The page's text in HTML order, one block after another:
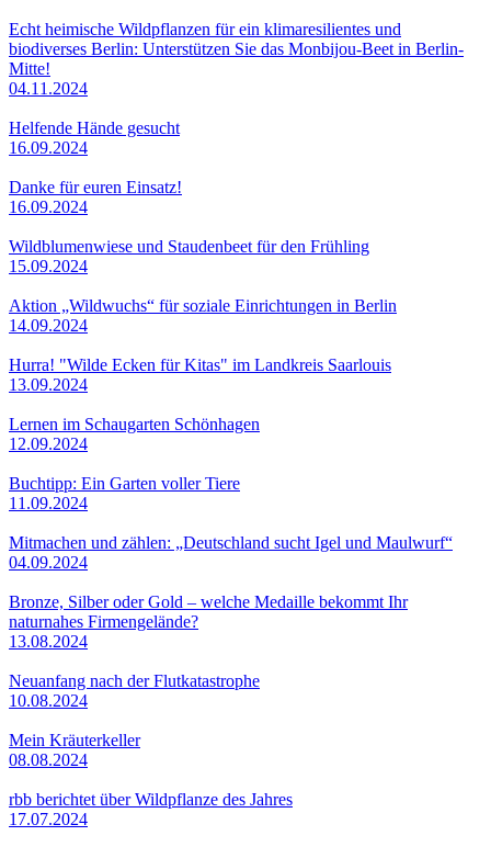
Echt heimische Wildpflanzen für ein klimaresilientes und
biodiverses Berlin: Unterstützen Sie das Monbijou-Beet in Berlin-
Mitte!
04.11.2024
Helfende Hände gesucht
16.09.2024
Danke für euren Einsatz!
16.09.2024
Wildblumenwiese und Staudenbeet für den Frühling
15.09.2024
Aktion „Wildwuchs“ für soziale Einrichtungen in Berlin
14.09.2024
Hurra! "Wilde Ecken für Kitas" im Landkreis Saarlouis
13.09.2024
Lernen im Schaugarten Schönhagen
12.09.2024
Buchtipp: Ein Garten voller Tiere
11.09.2024
Mitmachen und zählen: „Deutschland sucht Igel und Maulwurf“
04.09.2024
Bronze, Silber oder Gold – welche Medaille bekommt Ihr
naturnahes Firmengelände?
13.08.2024
Neuanfang nach der Flutkatastrophe
10.08.2024
Mein Kräuterkeller
08.08.2024
rbb berichtet über Wildpflanze des Jahres
17.07.2024